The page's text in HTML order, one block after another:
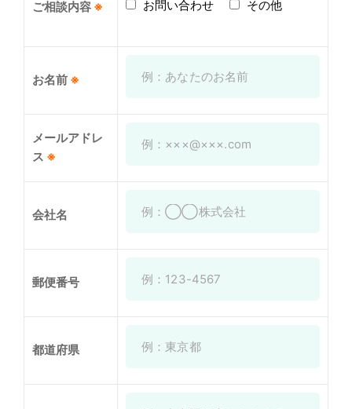
ご相談内容 ※
お問い合わせ
その他
お名前 ※
メールアドレ
ス ※
会社名
郵便番号
都道府県